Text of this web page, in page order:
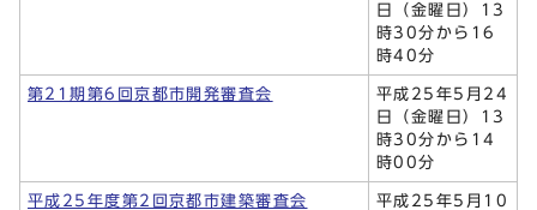
日（金曜日）13
時30分から16
時40分
第21期第6回京都市開発審査会
平成25年5月24
日（金曜日）13
時30分から14
時00分
平成25年度第2回京都市建築審査会
平成25年5月10